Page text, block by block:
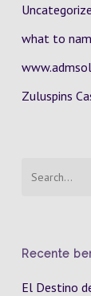
what to
Zuluspins
Recente
El Destino